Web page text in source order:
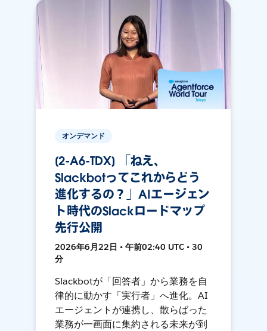
オンデマンド
[2-A6-TDX] 「ねえ、
Slackbotってこれからどう
進化するの？」AIエージェン
ト時代のSlackロードマップ
先行公開
2026年6月22日 • 午前02:40 UTC • 30
分
Slackbotが「回答者」から業務を自
律的に動かす「実行者」へ進化。AI
エージェントが連携し、散らばった
業務が一画面に集約される未来が到